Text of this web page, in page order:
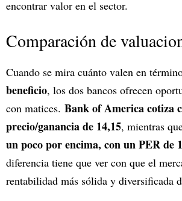
encontrar valor en el sector.
Comparación de
Cuando se mira cuánto valen en
beneficio, los dos bancos ofrecen
con matices. Bank of America cotiza
precio/ganancia de 14,15, mientras
un poco por encima, con un PER de
diferencia tiene que ver con que el
rentabilidad más sólida y diversificada